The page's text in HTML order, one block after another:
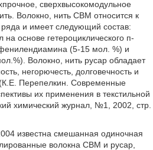
сверхвысокомодульное
Волокно, нить СВМ относится к
ряда и имеет следующий состав:
основе гетероциклического п-
(5-15 мол. %) и
Волокно, нить русар обладает
негорючесть, долговечность и
Перепелкин. Современные
их применения в текстильной
химический журнал, №1, 2002, стр.
известна смешанная одиночная
волокна СВМ и русар,